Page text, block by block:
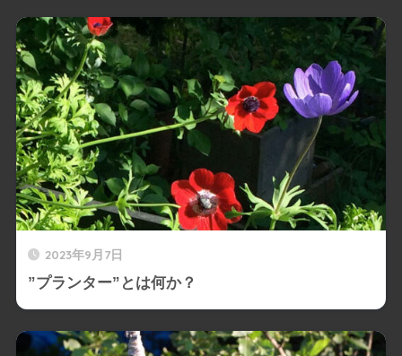
2023年9月7日
”プランター”とは何か？